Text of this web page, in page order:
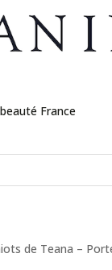
France
de Teana –